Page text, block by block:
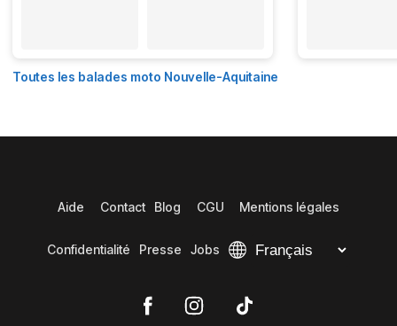
Toutes les balades moto Nouvelle-Aquitaine
Aide Contact Blog CGU Mentions légales
Confidentialité Presse Jobs